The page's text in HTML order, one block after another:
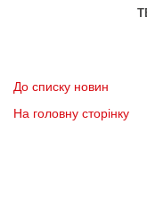
До списку новин
На головну сторінку